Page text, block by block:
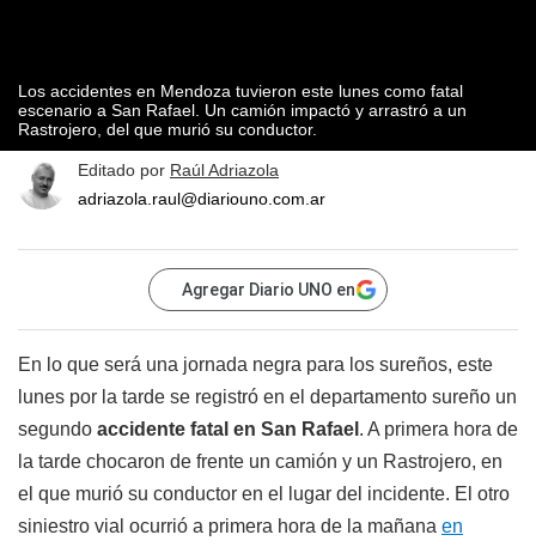
Los accidentes en Mendoza tuvieron este lunes como fatal
escenario a San Rafael. Un camión impactó y arrastró a un
Rastrojero, del que murió su conductor.
Editado por Raúl Adriazola
adriazola.raul@diariouno.com.ar
Agregar Diario UNO en
En lo que será una jornada negra para los sureños, este
lunes por la tarde se registró en el departamento sureño un
segundo accidente fatal en San Rafael . A primera hora de
la tarde chocaron de frente un camión y un Rastrojero, en
el que murió su conductor en el lugar del incidente. El otro
siniestro vial ocurrió a primera hora de la mañana en